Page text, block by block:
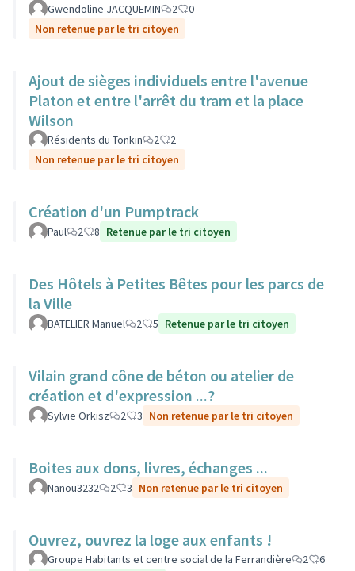
Gwendoline JACQUEMIN 2
0
Non retenue par le tri citoyen
Ajout de sièges individuels entre l'avenue
Platon et entre l'arrêt du tram et la place
Wilson
Résidents du Tonkin 2
2
Non retenue par le tri citoyen
Création d'un Pumptrack
Paul 2 8 Retenue par le tri citoyen
Des Hôtels à Petites Bêtes pour les parcs de
la Ville
BATELIER Manuel 2 5 Retenue par le tri citoyen
Vilain grand cône de béton ou atelier de
création et d'expression ...?
Sylvie Orkisz 2 3 Non retenue par le tri citoyen
Boites aux dons, livres, échanges ...
Nanou3232 2 3 Non retenue par le tri citoyen
Ouvrez, ouvrez la loge aux enfants !
Groupe Habitants et centre social de la Ferrandière 2
6